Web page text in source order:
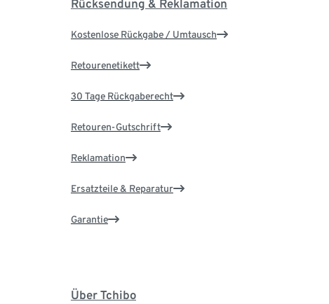
Rücksendung & Reklamation
Kostenlose Rückgabe / Umtausch
Retourenetikett
30 Tage Rückgaberecht
Retouren-Gutschrift
Reklamation
Ersatzteile & Reparatur
Garantie
Über Tchibo